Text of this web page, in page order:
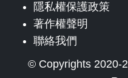
隱私權保護政策
著作權聲明
聯絡我們
© Copyrights 2020-